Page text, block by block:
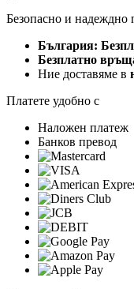
Безопасно и надеждно
България:
Безплатно
Ние доставяме в
Платете удобно с
Наложен платеж
Банков превод